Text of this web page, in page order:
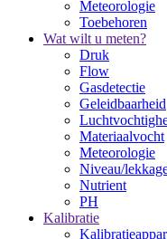
Meteorologie
Toebehoren
Wat wilt u meten?
Druk
Flow
Gasdetectie
Geleidbaarheid
Materiaalvocht
Meteorologie
Niveau/
Nutrient
PH
Kalibratie